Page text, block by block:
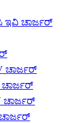
ಇವಿ ಚಾರ್ಜರ್
ಚಾರ್ಜರ್
ಚಾರ್ಜರ್
ಚಾರ್ಜರ್
ಚಾರ್ಜರ್